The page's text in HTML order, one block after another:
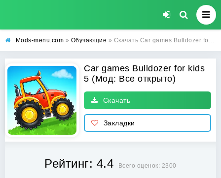
Mods-menu.com » Обучающие » Скачать Car games Bulldozer for kids 5 Взлом (Все открыто) на Андроид
Car games Bulldozer for kids
5 (Мод: Все открыто)
Скачать
Закладки
Рейтинг: 4.4 Всего оценок: 2300